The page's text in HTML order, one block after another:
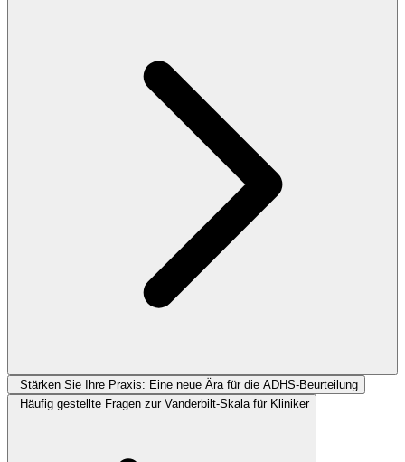
Stärken Sie Ihre Praxis: Eine neue Ära für die ADHS-Beurteilung
Häufig gestellte Fragen zur Vanderbilt-Skala für Kliniker